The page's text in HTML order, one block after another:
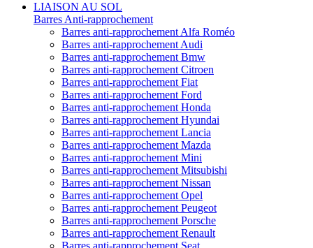
LIAISON AU SOL
Barres Anti-rapprochement
Barres anti-rapprochement Alfa Roméo
Barres anti-rapprochement Audi
Barres anti-rapprochement Bmw
Barres anti-rapprochement Citroen
Barres anti-rapprochement Fiat
Barres anti-rapprochement Ford
Barres anti-rapprochement Honda
Barres anti-rapprochement Hyundai
Barres anti-rapprochement Lancia
Barres anti-rapprochement Mazda
Barres anti-rapprochement Mini
Barres anti-rapprochement Mitsubishi
Barres anti-rapprochement Nissan
Barres anti-rapprochement Opel
Barres anti-rapprochement Peugeot
Barres anti-rapprochement Porsche
Barres anti-rapprochement Renault
Barres anti-rapprochement Seat